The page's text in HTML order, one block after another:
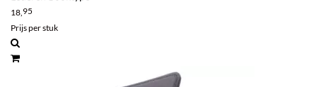
18,95
Prijs per stuk